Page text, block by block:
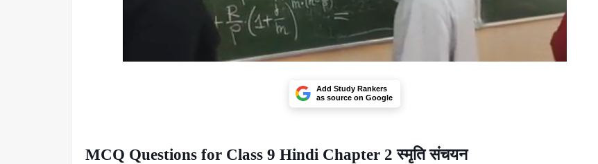
Add Study Rankers
as source on Google
MCQ Questions for Class 9 Hindi Chapter 2 स्मृति संचयन